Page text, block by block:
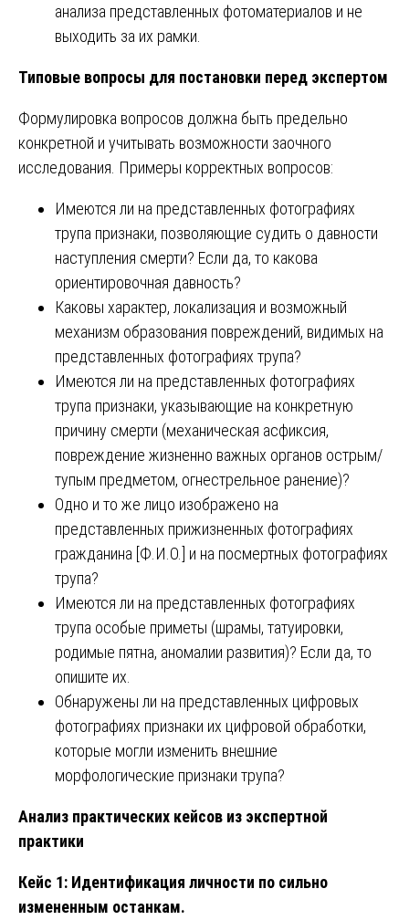
анализа представленных фотоматериалов и не
выходить за их рамки.
Типовые вопросы для постановки перед экспертом
Формулировка вопросов должна быть предельно
конкретной и учитывать возможности заочного
исследования. Примеры корректных вопросов:
Имеются ли на представленных фотографиях
трупа признаки, позволяющие судить о давности
наступления смерти? Если да, то какова
ориентировочная давность?
Каковы характер, локализация и возможный
механизм образования повреждений, видимых на
представленных фотографиях трупа?
Имеются ли на представленных фотографиях
трупа признаки, указывающие на конкретную
причину смерти (механическая асфиксия,
повреждение жизненно важных органов острым/
тупым предметом, огнестрельное ранение)?
Одно и то же лицо изображено на
представленных прижизненных фотографиях
гражданина [Ф.И.О.] и на посмертных фотографиях
трупа?
Имеются ли на представленных фотографиях
трупа особые приметы (шрамы, татуировки,
родимые пятна, аномалии развития)? Если да, то
опишите их.
Обнаружены ли на представленных цифровых
фотографиях признаки их цифровой обработки,
которые могли изменить внешние
морфологические признаки трупа?
Анализ практических кейсов из экспертной
практики
Кейс 1: Идентификация личности по сильно
измененным останкам.